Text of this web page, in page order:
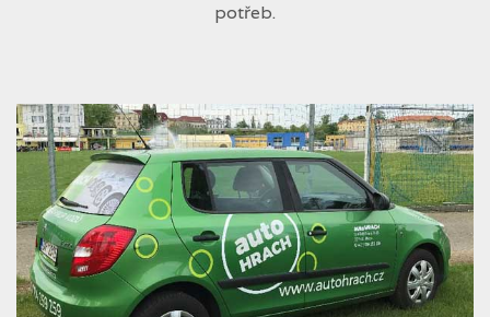
potřeb.